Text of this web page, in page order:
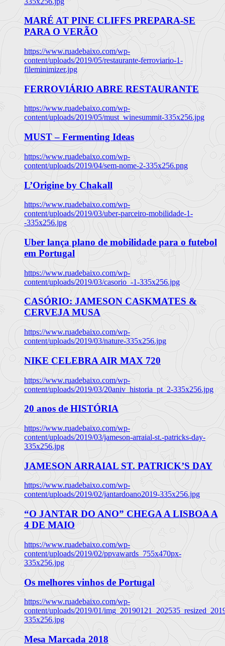
MARÉ AT PINE CLIFFS PREPARA-SE
PARA O VERÃO
https://www.ruadebaixo.com/wp-
content/uploads/2019/05/restaurante-ferroviario-1-
fileminimizer.jpg
FERROVIÁRIO ABRE RESTAURANTE
https://www.ruadebaixo.com/wp-
content/uploads/2019/05/must_winesummit-335x256.jpg
MUST – Fermenting Ideas
https://www.ruadebaixo.com/wp-
content/uploads/2019/04/sem-nome-2-335x256.png
L’Origine by Chakall
https://www.ruadebaixo.com/wp-
content/uploads/2019/03/uber-parceiro-mobilidade-1-
-335x256.jpg
Uber lança plano de mobilidade para o futebol
em Portugal
https://www.ruadebaixo.com/wp-
content/uploads/2019/03/casorio_-1-335x256.jpg
CASÓRIO: JAMESON CASKMATES &
CERVEJA MUSA
https://www.ruadebaixo.com/wp-
content/uploads/2019/03/nature-335x256.jpg
NIKE CELEBRA AIR MAX 720
https://www.ruadebaixo.com/wp-
content/uploads/2019/03/20aniv_historia_pt_2-335x256.jpg
20 anos de HISTÓRIA
https://www.ruadebaixo.com/wp-
content/uploads/2019/03/jameson-arraial-st.-patricks-day-
335x256.jpg
JAMESON ARRAIAL ST. PATRICK’S DAY
https://www.ruadebaixo.com/wp-
content/uploads/2019/02/jantardoano2019-335x256.jpg
“O JANTAR DO ANO” CHEGA A LISBOA A
4 DE MAIO
https://www.ruadebaixo.com/wp-
content/uploads/2019/02/ppvawards_755x470px-
335x256.jpg
Os melhores vinhos de Portugal
https://www.ruadebaixo.com/wp-
content/uploads/2019/01/
335x256.jpg
Mesa Marcada 2018